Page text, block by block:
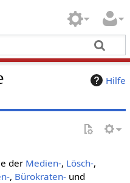
Hilfe
der Medien-, Lösch-,
, Bürokraten-und